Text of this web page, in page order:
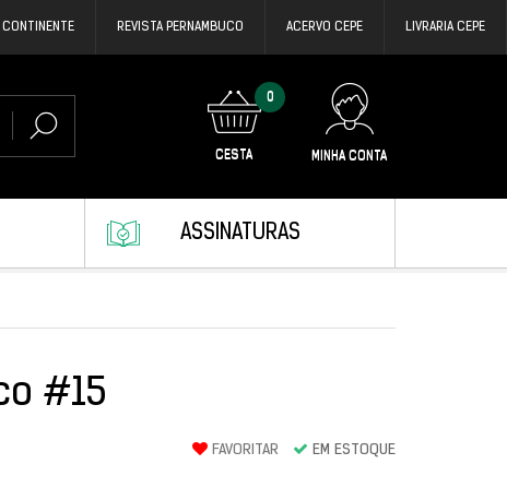
CONTINENTE REVISTA PERNAMBUCO ACERVO CEPE LIVRARIA CEPE
0
CESTA MINHA CONTA
ASSINATURAS
#15
FAVORITAR EM ESTOQUE